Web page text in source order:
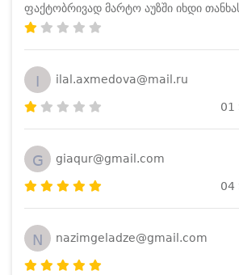
ფაქტობრივად მარტო აუზში იხდი
I ilal.axmedova@mail.ru
01
G giaqur@gmail.com
04
N nazimgeladze@gmail.com